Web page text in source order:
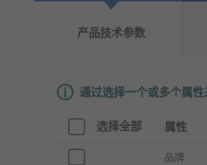
产品技术参数
通过选择一个或多个属性
选择全部 属性
品牌